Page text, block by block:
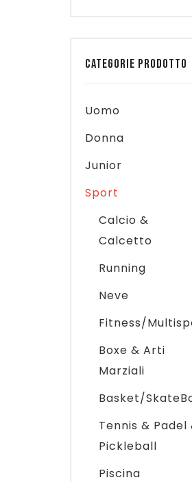
CATEGORIE PRODOTTO
Uomo
Donna
Junior
Sport
Calcio &
Calcetto
Running
Neve
Fitness/
Boxe & Arti
Marziali
Basket/
Tennis & Padel
Pickleball
Piscina